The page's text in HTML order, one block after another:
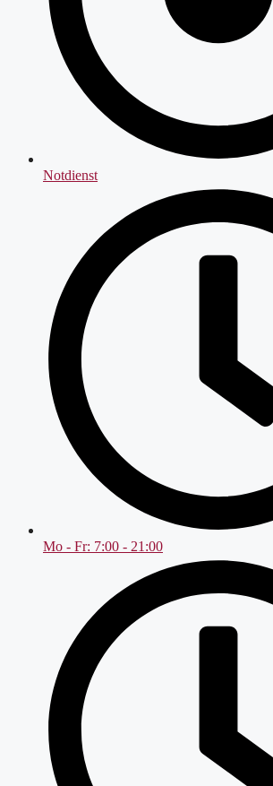
Notdienst
Mo - Fr: 7:00 - 21:00